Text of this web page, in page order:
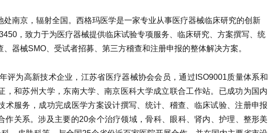
处南京，辐射全国。西格玛医学是一家专业从事医疗器械临床研究的创新
，致力于为医疗器械提供临床试验专项服务、临床研究、方案撰写、统
器械SMO、受试者招募、第三方稽查和注册申报的整体解决方案。
评为高新技术企业，江苏省医疗器械协会会员，通过ISO9001质量体系和
，和苏州大学，东南大学、南京医科大学成立联合工作站。已成功为国内
术服务，成功完成医学方案设计撰写、统计、稽查、临床试验、注册申报
作关系。涉及主要的20余个治疗领域，骨科、眼科、肾内、护理、整形美